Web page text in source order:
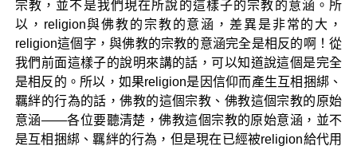
宗教，並不是我們現在所說的這樣子的宗教的意涵。所
以，religion與佛教的宗教的意涵，差異是非常的大，
religion這個字，與佛教的宗教的意涵完全是相反的啊！從
我們前面這樣子的說明來講的話，可以知道說這個是完全
是相反的。所以，如果religion是因信仰而產生互相捆綁、
羈絆的行為的話，佛教的這個宗教、佛教這個宗教的原始
意涵——各位要聽清楚，佛教這個宗教的原始意涵，並不
是互相捆綁、羈絆的行為，但是現在已經被religion給代用